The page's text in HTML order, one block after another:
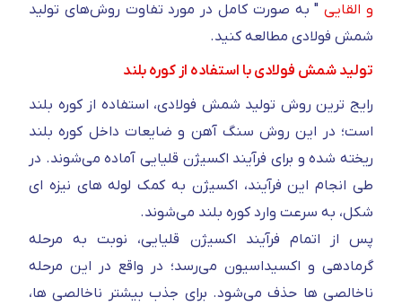
و القایی" به صورت کامل در مورد تفاوت روش‌های تولید
شمش فولادی مطالعه کنید.
تولید شمش فولادی با استفاده از کوره بلند
رایج ترین روش تولید شمش فولادی، استفاده از کوره بلند
است؛ در این روش سنگ آهن و ضایعات داخل کوره بلند
ریخته شده و برای فرآیند اکسیژن قلیایی آماده می‌شوند. در
طی انجام این فرآیند، اکسیژن به کمک لوله های نیزه ای
شکل، به سرعت وارد کوره بلند می‌شوند.
پس از اتمام فرآیند اکسیژن قلیایی، نوبت به مرحله
گرمادهی و اکسیداسیون می‌رسد؛ در واقع در این مرحله
ناخالصی ها حذف می‌شود. برای جذب بیشتر ناخالصی ها،